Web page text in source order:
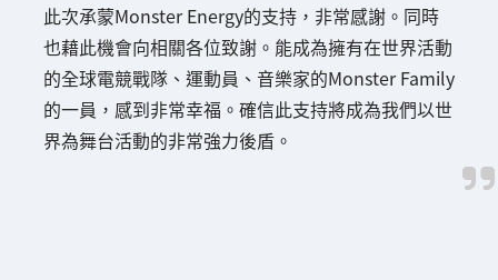
此次承蒙Monster Energy的支持，非常感謝。同時
也藉此機會向相關各位致謝。能成為擁有在世界活動
的全球電競戰隊、運動員、音樂家的Monster Family
的一員，感到非常幸福。確信此支持將成為我們以世
界為舞台活動的非常強力後盾。